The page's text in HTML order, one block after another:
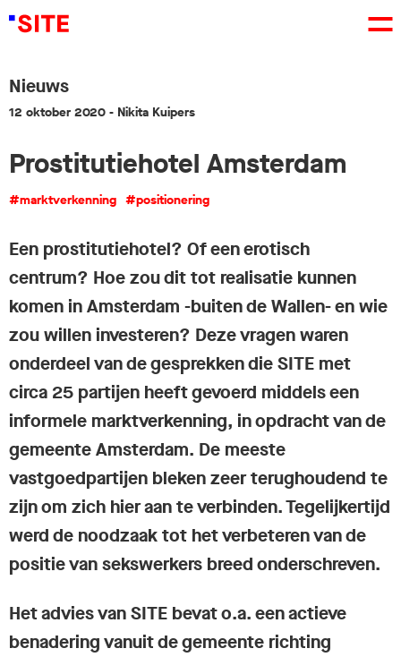
Nieuws
12 oktober 2020 - Nikita Kuipers
Prostitutiehotel Amsterdam
#marktverkenning #positionering
Een prostitutiehotel? Of een erotisch
centrum? Hoe zou dit tot realisatie kunnen
komen in Amsterdam -buiten de Wallen- en wie
zou willen investeren? Deze vragen waren
onderdeel van de gesprekken die SITE met
circa 25 partijen heeft gevoerd middels een
informele marktverkenning, in opdracht van de
gemeente Amsterdam. De meeste
vastgoedpartijen bleken zeer terughoudend te
zijn om zich hier aan te verbinden. Tegelijkertijd
werd de noodzaak tot het verbeteren van de
positie van sekswerkers breed onderschreven.
Het advies van SITE bevat o.a. een actieve
benadering vanuit de gemeente richting